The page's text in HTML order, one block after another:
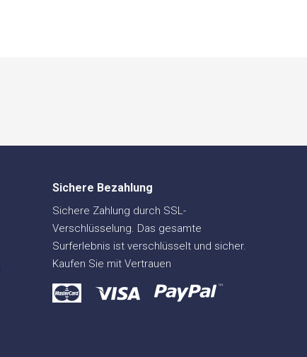
Sichere Bezahlung
Sichere Zahlung durch SSL-
Verschlüsselung. Das gesamte
Surferlebnis ist verschlüsselt und sicher.
Kaufen Sie mit Vertrauen